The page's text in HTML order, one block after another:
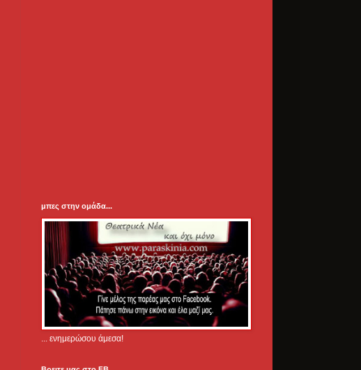
μπες στην ομάδα...
... ενημερώσου άμεσα!